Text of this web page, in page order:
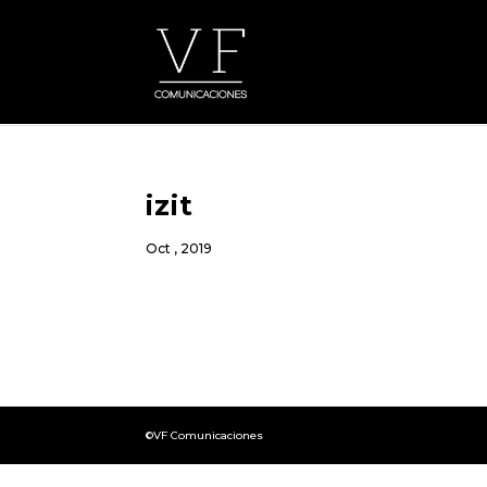
izit
Oct , 2019
©VF Comunicaciones